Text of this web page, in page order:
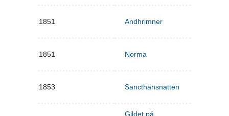
1851 Andhrimner
1851 Norma
1853 Sancthansnatten
Gildet på